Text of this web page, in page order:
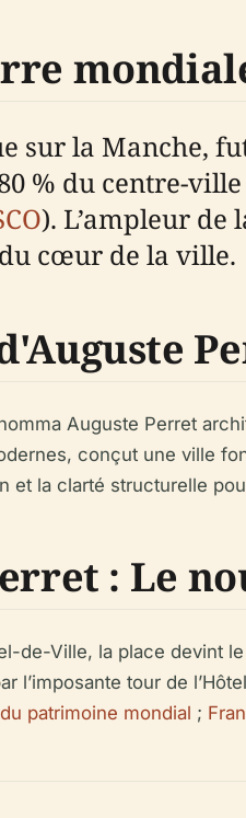
sur la Manche,
% du centre-
). L’ampleur
cœur de la ville.
Auguste Perret
conçut une ville
et la clarté structurelle
: Le
de-Ville, la place devint
l’imposante tour de
patrimoine mondial ;